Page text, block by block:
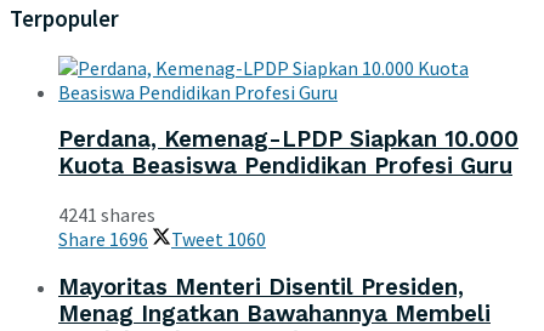
Terpopuler
Perdana, Kemenag-LPDP Siapkan 10.000
Kuota Beasiswa Pendidikan Profesi Guru
4241 shares
Share 1696 Tweet 1060
Mayoritas Menteri Disentil Presiden,
Menag Ingatkan Bawahannya Membeli